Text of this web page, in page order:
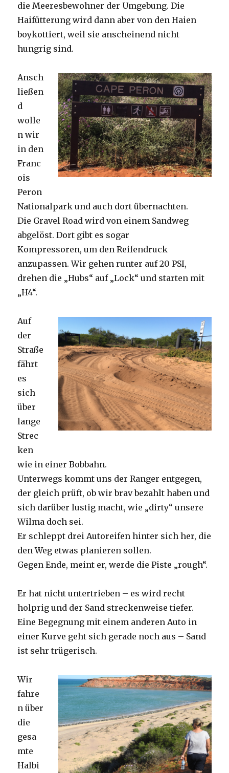
die Meeresbewohner der Umgebung. Die
Haifütterung wird dann aber von den Haien
boykottiert, weil sie anscheinend nicht
hungrig sind.
Ansch
ließen
d
wolle
n wir
in den
Franc
ois
Peron
Nationalpark und auch dort übernachten.
Die Gravel Road wird von einem Sandweg
abgelöst. Dort gibt es sogar
Kompressoren, um den Reifendruck
anzupassen. Wir gehen runter auf 20 PSI,
drehen die „Hubs“ auf „Lock“ und starten mit
„H4“.
Auf
der
Straße
fährt
es
sich
über
lange
Strec
ken
wie in einer Bobbahn.
Unterwegs kommt uns der Ranger entgegen,
der gleich prüft, ob wir brav bezahlt haben und
sich darüber lustig macht, wie „dirty“ unsere
Wilma doch sei.
Er schleppt drei Autoreifen hinter sich her, die
den Weg etwas planieren sollen.
Gegen Ende, meint er, werde die Piste „rough“.
Er hat nicht untertrieben – es wird recht
holprig und der Sand streckenweise tiefer.
Eine Begegnung mit einem anderen Auto in
einer Kurve geht sich gerade noch aus – Sand
ist sehr trügerisch.
Wir
fahre
n über
die
gesa
mte
Halbi